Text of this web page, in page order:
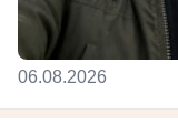
06.08.2026